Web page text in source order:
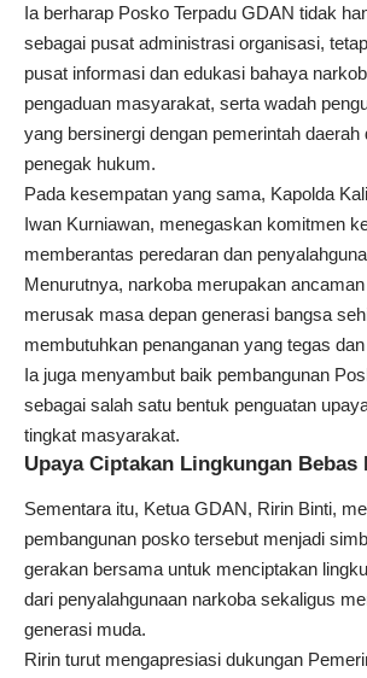
Ia berharap Posko Terpadu GDAN tidak
sebagai pusat administrasi organisasi,
pusat informasi dan edukasi bahaya
pengaduan masyarakat, serta wadah
yang bersinergi dengan pemerintah daerah
penegak hukum.
Pada kesempatan yang sama, Kapolda
Iwan Kurniawan, menegaskan komitmen
memberantas peredaran dan
Menurutnya, narkoba merupakan
merusak masa depan generasi bangsa
membutuhkan penanganan yang tegas
Ia juga menyambut baik pembangunan
sebagai salah satu bentuk penguatan
tingkat masyarakat.
Upaya Ciptakan Lingkungan Bebas
Sementara itu, Ketua GDAN, Ririn Binti,
pembangunan posko tersebut menjadi
gerakan bersama untuk menciptakan
dari penyalahgunaan narkoba sekaligus
generasi muda.
Ririn turut mengapresiasi dukungan